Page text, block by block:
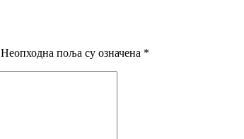
Неопходна поља су означена *